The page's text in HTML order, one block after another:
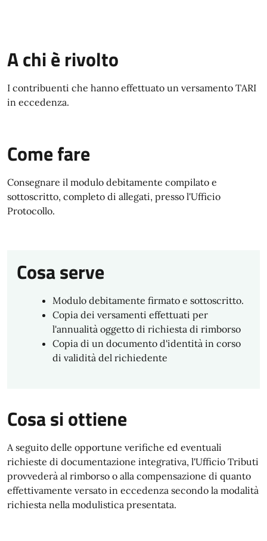
A chi è rivolto
I contribuenti che hanno effettuato un versamento TARI
in eccedenza.
Come fare
Consegnare il modulo debitamente compilato e
sottoscritto, completo di allegati, presso l'Ufficio
Protocollo.
Cosa serve
Modulo debitamente firmato e sottoscritto.
Copia dei versamenti effettuati per
l'annualità oggetto di richiesta di rimborso
Copia di un documento d'identità in corso
di validità del richiedente
Cosa si ottiene
A seguito delle opportune verifiche ed eventuali
richieste di documentazione integrativa, l'Ufficio Tributi
provvederà al rimborso o alla compensazione di quanto
effettivamente versato in eccedenza secondo la modalità
richiesta nella modulistica presentata.